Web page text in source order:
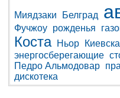
Миядзаки Белград
Фучжоу рожденья
Коста Ньор
энергосберегающие
Педро Альмодовар
дискотека